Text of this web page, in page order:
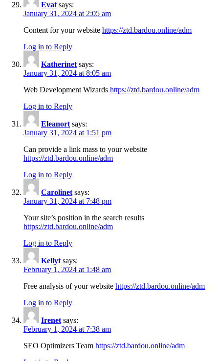
Evat says:
January 31, 2024 at 2:05 am
Content for your website https://ztd.bardou.online/adm
Log in to Reply
Katherinet says:
January 31, 2024 at 8:05 am
Web Development Wizards https://ztd.bardou.online/adm
Log in to Reply
Eleanort says:
January 31, 2024 at 1:51 pm
Can provide a link mass to your website
https://ztd.bardou.online/adm
Log in to Reply
Carolinet says:
January 31, 2024 at 7:48 pm
Your site’s position in the search results
https://ztd.bardou.online/adm
Log in to Reply
Kellyt says:
February 1, 2024 at 1:48 am
Free analysis of your website https://ztd.bardou.online/adm
Log in to Reply
Irenet says:
February 1, 2024 at 7:38 am
SEO Optimizers Team https://ztd.bardou.online/adm